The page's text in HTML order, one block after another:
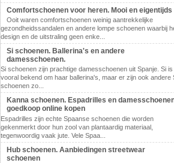
Comfortschoenen voor heren. Mooi en eigentijds
Ooit waren comfortschoenen weinig aantrekkelijke
gezondheidssandalen en andere lompe schoenen waarbij
design en de uitstraling geen enke...
Si schoenen. Ballerina's en andere
damesschoenen.
Si schoenen zijn prachtige damesschoenen uit Spanje. Si is
vooral bekend om haar ballerina's, maar er zijn ook andere
schoenen zo...
Kanna schoenen. Espadrilles en
goedkoop online kopen
Espadrilles zijn echte Spaanse schoenen die worden
gekenmerkt door hun zool van plantaardig materiaal,
tegenwoordig vaak jute. Vele Spaa...
Hub schoenen. Aanbiedingen streetwear
schoenen